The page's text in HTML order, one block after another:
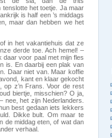
het toetje. Ja maar
is half een ’s middags
maar dan hebben we het
in het vakantiehuis dat ze
derde toe. Ach hemel! –
daar voor paal met mijn fles
is. En daarbij een plak van
Daar niet van. Maar koffie
kant en klaar gekocht
op z’n Frans. Voor de rest
biertje, misschien? O ja,
het zijn Nederlanders.
best gedaan iets lekkers
Dikke bult. Om maar te
de middag eten, of wat dan
verhaal.